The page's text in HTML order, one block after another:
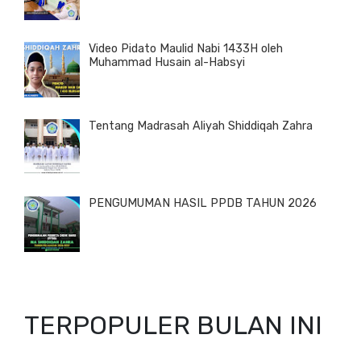
Video Pidato Maulid Nabi 1433H oleh
Muhammad Husain al-Habsyi
Tentang Madrasah Aliyah Shiddiqah Zahra
PENGUMUMAN HASIL PPDB TAHUN 2026
TERPOPULER BULAN INI